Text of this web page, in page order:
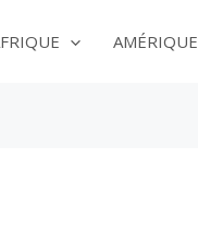
AMÉRIQUE